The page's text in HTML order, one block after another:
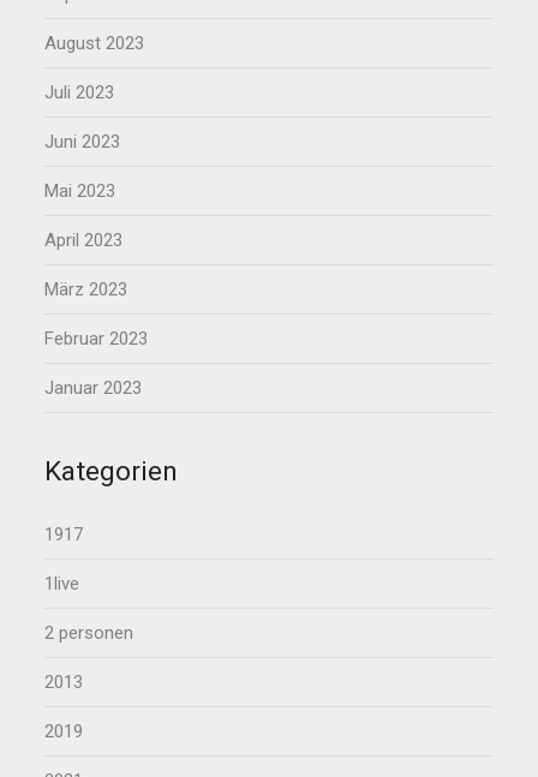
August 2023
Juli 2023
Juni 2023
Mai 2023
April 2023
März 2023
Februar 2023
Januar 2023
Kategorien
1917
1live
2 personen
2013
2019